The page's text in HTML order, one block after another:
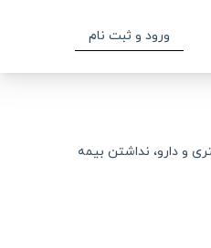
ورود و ثبت نام
و دارو، نداشتن بیمه